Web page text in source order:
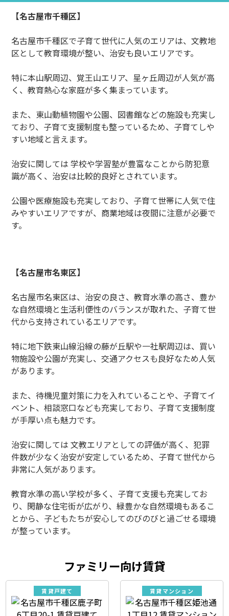
【名古屋市千種区】
名古屋市千種区で子育て世代に人気のエリアは、文教地
区として教育環境が整い、治安も良いエリアです。
特に本山駅周辺、覚王山エリア、星ヶ丘周辺が人気が高
く、教育熱心な家庭が多く集まっています。
また、東山動植物園や公園、図書館などの施設も充実し
ており、子育て支援制度も整っているため、子育てしや
すい地域と言えます。
治安に関しては 学校や学習塾が豊富なことから防犯意
識が高く、治安は比較的良好とされています。
公園や医療施設も充実しており、子育て世帯に人気で住
みやすいエリアですが、商業地域は夜間に注意が必要で
す。
【名古屋市名東区】
名古屋市名東区は、治安の良さ、教育水準の高さ、豊か
な自然環境と生活利便性のバランスが取れた、子育て世
代から支持されているエリアです。
特に地下鉄東山線沿線の藤が丘駅や一社駅周辺は、買い
物施設や公園が充実し、交通アクセスも良好なため人気
があります。
また、待機児童対策に力を入れていることや、子育てイ
ベント、相談窓口なども充実しており、子育て支援制度
が手厚い点も魅力です。
治安に関しては 文教エリアとしての評価が高く、犯罪
件数が少なく治安が安定しているため、子育て世代から
非常に人気があります。
教育水準の高い学校が多く、子育て支援も充実してお
り、閑静な住宅街が広がり、緑豊かな自然環境もあるこ
とから、子どもたちが安心してのびのびと過ごせる環境
が整っています。
ファミリー向け賃貸
賃貸戸建て 賃貸マンション